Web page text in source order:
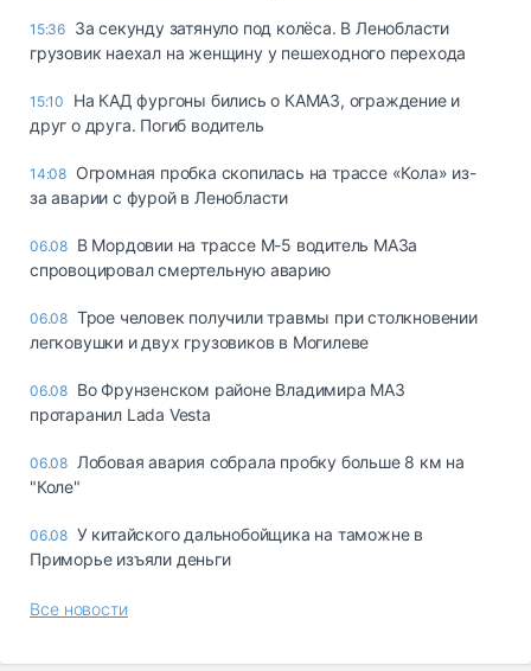
15:36 За секунду затянуло под колёса. В Ленобласти
грузовик наехал на женщину у пешеходного перехода
15:10
На КАД фургоны бились о КАМАЗ, ограждение и
друг о друга. Погиб водитель
14:08 Огромная пробка скопилась на трассе «Кола» из-
за аварии с фурой в Ленобласти
06.08 В Мордовии на трассе М-5 водитель МАЗа
спровоцировал смертельную аварию
06.08 Трое человек получили травмы при столкновении
легковушки и двух грузовиков в Могилеве
06.08 Во Фрунзенском районе Владимира МАЗ
протаранил Lada Vesta
06.08 Лобовая авария собрала пробку больше 8 км на
"Коле"
06.08 У китайского дальнобойщика на таможне в
Приморье изъяли деньги
Все новости